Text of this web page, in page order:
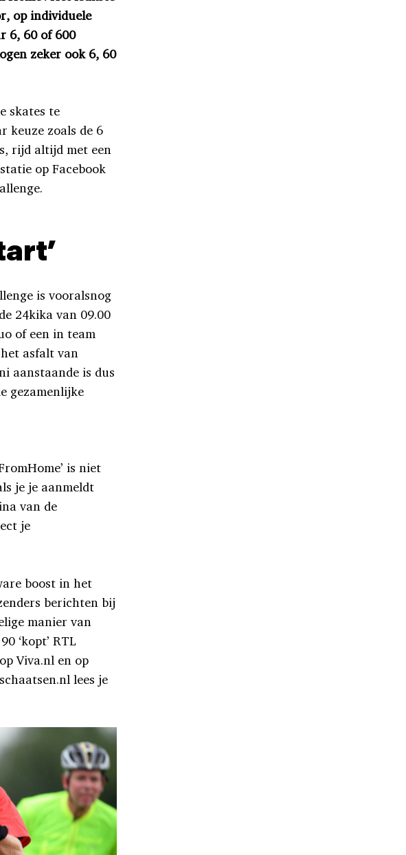
op individuele
6, 60 of 600
zeker ook 6, 60
skates te
keuze zoals de 6
rijd altijd met een
op Facebook
is vooralsnog
24kika van 09.00
of een in team
asfalt van
aanstaande is dus
gezamenlijke
is niet
je je aanmeldt
van de
je
boost in het
berichten bij
manier van
‘kopt’ RTL
Viva.nl en op
lees je